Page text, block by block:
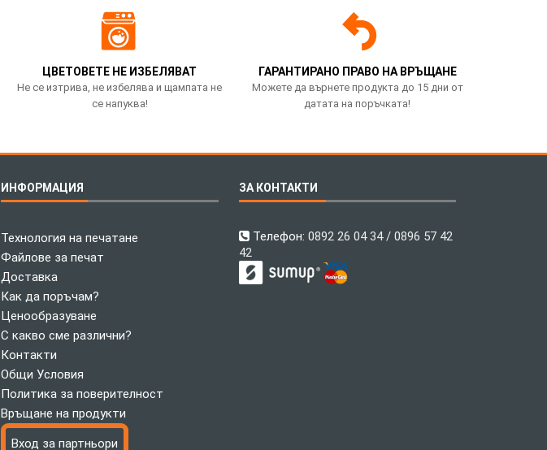
ЦВЕТОВЕТЕ НЕ ИЗБЕЛЯВАТ
Не се изтрива, не избелява и щампата не
се напуква!
ГАРАНТИРАНО ПРАВО НА ВРЪЩАНЕ
Можете да върнете продукта до 15 дни от
датата на поръчката!
ИНФОРМАЦИЯ
Технология на печатане
Файлове за печат
Доставка
Как да поръчам?
Ценообразуване
С какво сме различни?
Контакти
Общи Условия
Политика за поверителност
Връщане на продукти
Вход за партньори
ЗА КОНТАКТИ
Телефон: 0892 26 04 34 / 0896 57 42
42